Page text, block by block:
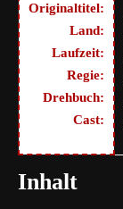
Originaltitel:
Land:
Laufzeit:
Regie:
Drehbuch:
Cast:
Inhalt